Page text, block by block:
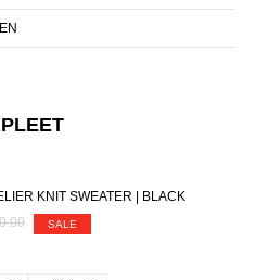
KNIT SWEATER | BLACK
SALE